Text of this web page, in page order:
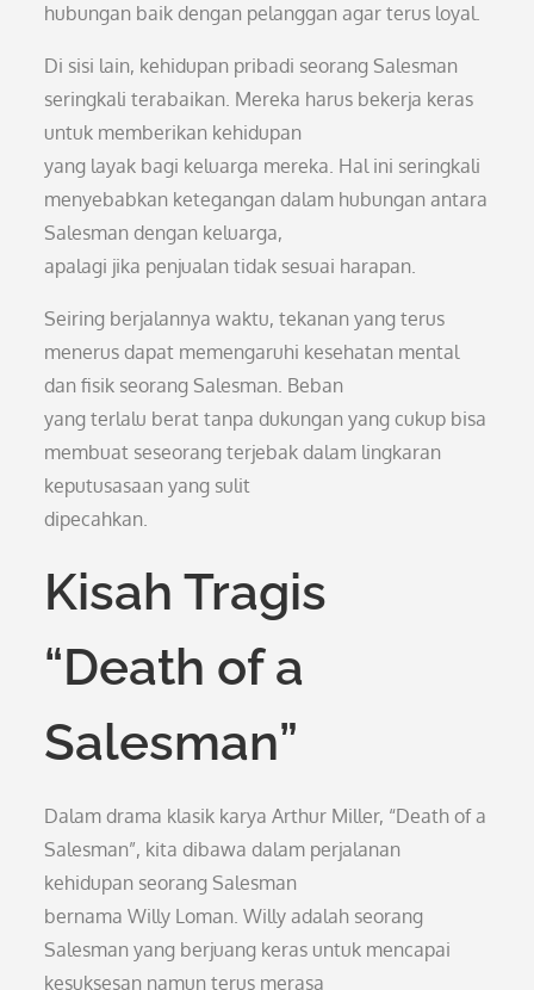
hubungan baik dengan pelanggan agar terus loyal.
Di sisi lain, kehidupan pribadi seorang Salesman
seringkali terabaikan. Mereka harus bekerja keras
untuk memberikan kehidupan
yang layak bagi keluarga mereka. Hal ini seringkali
menyebabkan ketegangan dalam hubungan antara
Salesman dengan keluarga,
apalagi jika penjualan tidak sesuai harapan.
Seiring berjalannya waktu, tekanan yang terus
menerus dapat memengaruhi kesehatan mental
dan fisik seorang Salesman. Beban
yang terlalu berat tanpa dukungan yang cukup bisa
membuat seseorang terjebak dalam lingkaran
keputusasaan yang sulit
dipecahkan.
Kisah Tragis
“Death of a
Salesman”
Dalam drama klasik karya Arthur Miller, “Death of a
Salesman”, kita dibawa dalam perjalanan
kehidupan seorang Salesman
bernama Willy Loman. Willy adalah seorang
Salesman yang berjuang keras untuk mencapai
kesuksesan namun terus merasa